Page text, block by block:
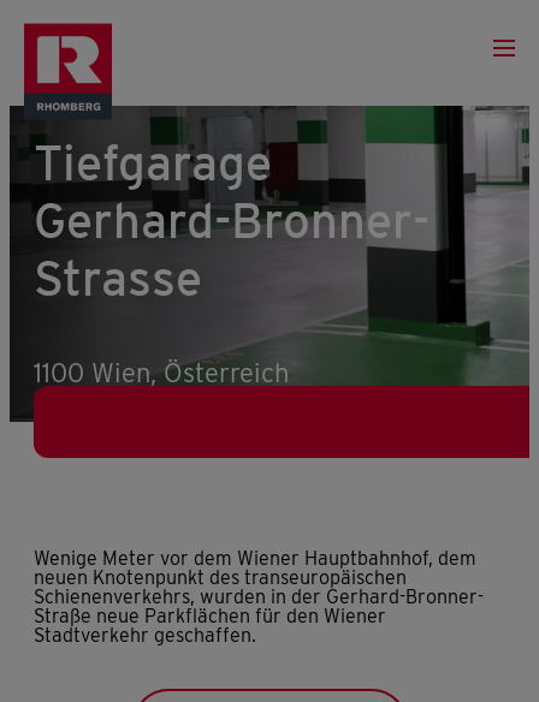
Tiefgarage
Gerhard-Bronner-
Strasse
1100 Wien, Österreich
Wenige Meter vor dem Wiener Hauptbahnhof, dem
neuen Knotenpunkt des transeuropäischen
Schienenverkehrs, wurden in der Gerhard-Bronner-
Straße neue Parkflächen für den Wiener
Stadtverkehr geschaffen.